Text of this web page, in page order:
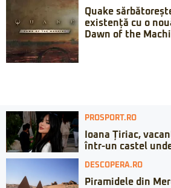
Quake
existență cu o
Dawn of the
PROSPORT.RO
Ioana Țiriac,
într-un castel
DESCOPERA.RO
Piramidele din